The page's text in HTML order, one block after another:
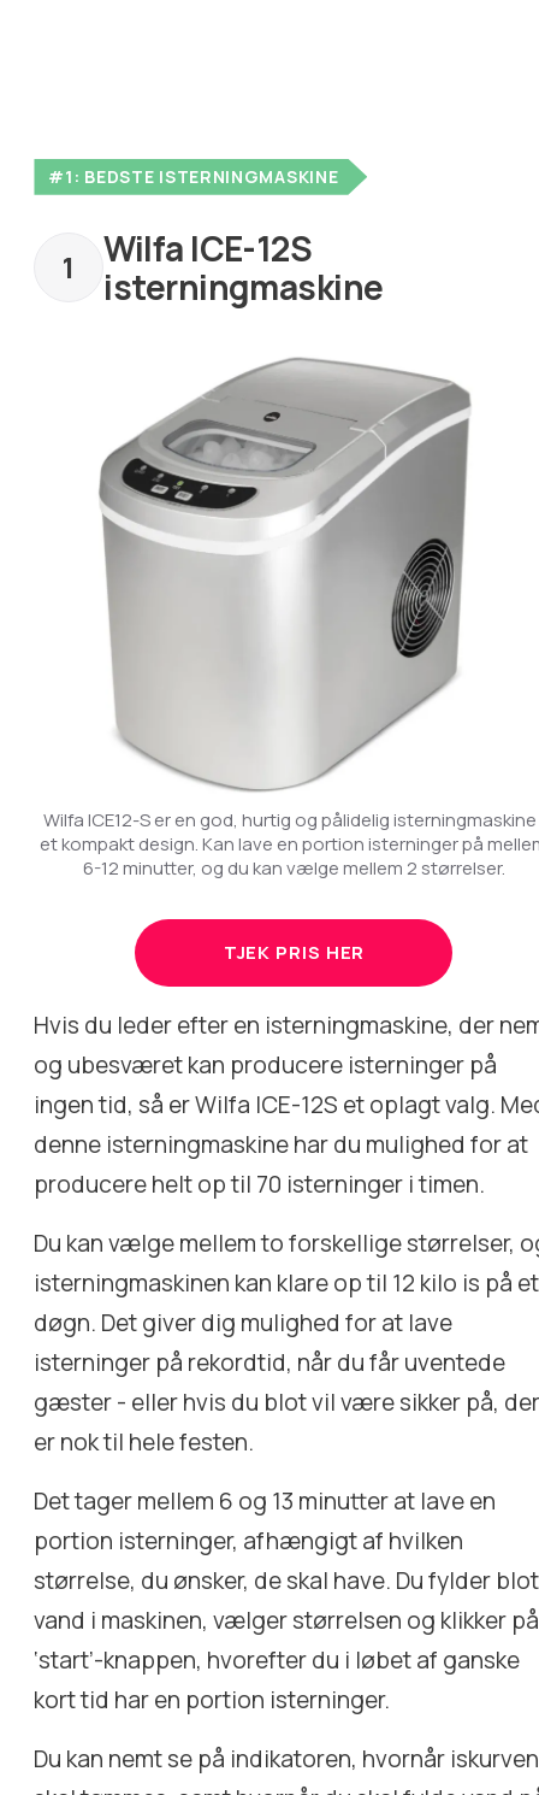
#1: BEDSTE ISTERNINGMASKINE
Wilfa ICE-12S
isterningmaskine
Wilfa ICE12-S er en god, hurtig og pålidelig
et kompakt design. Kan lave en portion isterninger på
6-12 minutter, og du kan vælge mellem 2 størrelser.
TJEK PRIS HER
Hvis du leder efter en isterningmaskine, der
og ubesværet kan producere isterninger på
ingen tid, så er Wilfa ICE-12S et oplagt valg.
denne isterningmaskine har du mulighed for at
producere helt op til 70 isterninger i timen.
Du kan vælge mellem to forskellige størrelser,
isterningmaskinen kan klare op til 12 kilo is på et
døgn. Det giver dig mulighed for at lave
isterninger på rekordtid, når du får uventede
gæster - eller hvis du blot vil være sikker på,
er nok til hele festen.
Det tager mellem 6 og 13 minutter at lave en
portion isterninger, afhængigt af hvilken
størrelse, du ønsker, de skal have. Du fylder blot
vand i maskinen, vælger størrelsen og klikker på
‘start’-knappen, hvorefter du i løbet af ganske
kort tid har en portion isterninger.
Du kan nemt se på indikatoren, hvornår iskurven